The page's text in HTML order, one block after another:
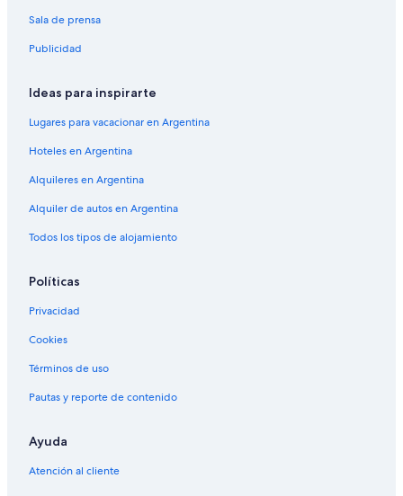
n
d
M
a
l
n
e
R
e
s
r
i
a
e
B
e
u
i
u
l
c
b
n
i
h
s
n
&
á
i
d
e
n
u
g
e
i
b
a
t
f
u
a
u
Sala de prensa
Publicidad
Ideas para inspirarte
Lugares para vacacionar en Argentina
Hoteles en Argentina
Alquileres en Argentina
Alquiler de autos en Argentina
Todos los tipos de alojamiento
Políticas
Privacidad
Cookies
Términos de uso
Pautas y reporte de contenido
Ayuda
Atención al cliente